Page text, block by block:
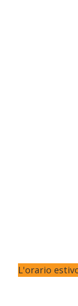
L'orario